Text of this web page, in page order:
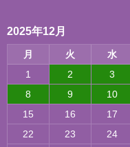
2025年12月
月 火 水
1
2 3
8
9 10
15
16 17
22
23 24